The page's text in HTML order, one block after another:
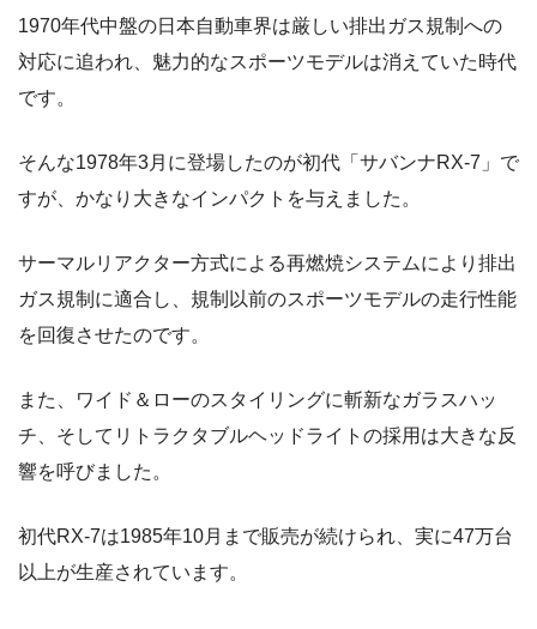
1970年代中盤の日本自動車界は厳しい排出ガス規制への
対応に追われ、魅力的なスポーツモデルは消えていた時代
です。
そんな1978年3月に登場したのが初代「サバンナRX-7」で
すが、かなり大きなインパクトを与えました。
サーマルリアクター方式による再燃焼システムにより排出
ガス規制に適合し、規制以前のスポーツモデルの走行性能
を回復させたのです。
また、ワイド＆ローのスタイリングに斬新なガラスハッ
チ、そしてリトラクタブルヘッドライトの採用は大きな反
響を呼びました。
初代RX-7は1985年10月まで販売が続けられ、実に47万台
以上が生産されています。